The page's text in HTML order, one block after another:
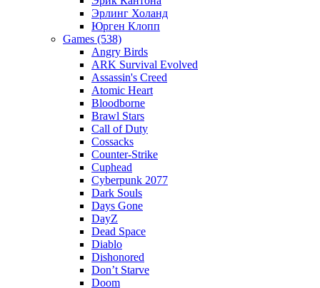
Эрлинг Холанд
Юрген Клопп
Games (538)
Angry Birds
ARK Survival Evolved
Assassin's Creed
Atomic Heart
Bloodborne
Brawl Stars
Call of Duty
Cossacks
Counter-Strike
Cuphead
Cyberpunk 2077
Dark Souls
Days Gone
DayZ
Dead Space
Diablo
Dishonored
Don’t Starve
Doom